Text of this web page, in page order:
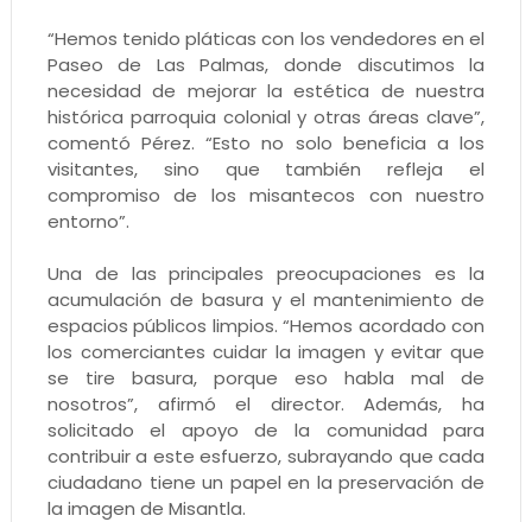
“Hemos tenido pláticas con los vendedores en el
Paseo de Las Palmas, donde discutimos la
necesidad de mejorar la estética de nuestra
histórica parroquia colonial y otras áreas clave”,
comentó Pérez. “Esto no solo beneficia a los
visitantes, sino que también refleja el
compromiso de los misantecos con nuestro
entorno”.
Una de las principales preocupaciones es la
acumulación de basura y el mantenimiento de
espacios públicos limpios. “Hemos acordado con
los comerciantes cuidar la imagen y evitar que
se tire basura, porque eso habla mal de
nosotros”, afirmó el director. Además, ha
solicitado el apoyo de la comunidad para
contribuir a este esfuerzo, subrayando que cada
ciudadano tiene un papel en la preservación de
la imagen de Misantla.